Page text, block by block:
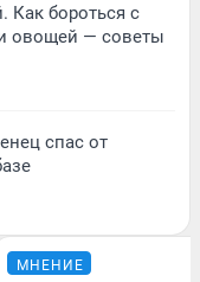
Как бороться с
овощей — советы
спас от
МНЕНИЕ